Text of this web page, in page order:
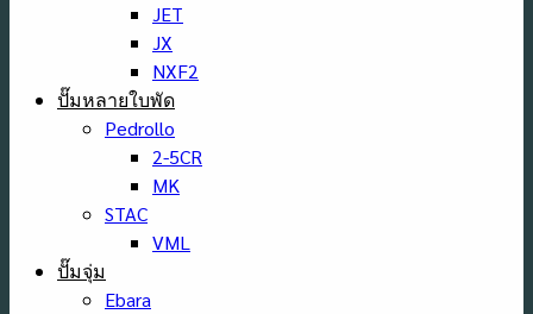
JET
JX
NXF2
ปั๊มหลายใบพัด
Pedrollo
2-5CR
MK
STAC
VML
ปั๊มจุ่ม
Ebara